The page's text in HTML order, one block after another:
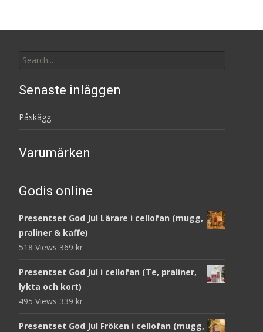
for:
Senaste inläggen
Påskägg
Varumärken
Godis online
Presentset God Jul Lärare i cellofan (mugg,
praliner & kaffe)
518 Views 369 kr
Presentset God Jul i cellofan (Te, praliner,
lykta och kort)
495 Views 339 kr
Presentset God Jul Fröken i cellofan (mugg,